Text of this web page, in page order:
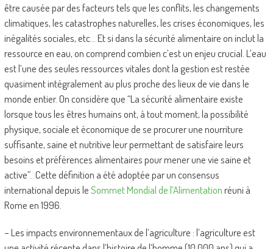
être causée par des facteurs tels que les conflits, les changements
climatiques, les catastrophes naturelles, les crises économiques, les
inégalités sociales, etc… Et si dans la sécurité alimentaire on inclut la
ressource en eau, on comprend combien c’est un enjeu crucial. L’eau
est l’une des seules ressources vitales dont la gestion est restée
quasiment intégralement au plus proche des lieux de vie dans le
monde entier.On considère que “La sécurité alimentaire existe
lorsque tous les êtres humains ont, à tout moment, la possibilité
physique, sociale et économique de se procurer une nourriture
suffisante, saine et nutritive leur permettant de satisfaire leurs
besoins et préférences alimentaires pour mener une vie saine et
active”. Cette définition a été adoptée par un consensus
international depuis leSommet Mondial de l’Alimentationréuni à
Rome en 1996.
– Les impacts environnementaux de l’agriculture : l’agriculture est